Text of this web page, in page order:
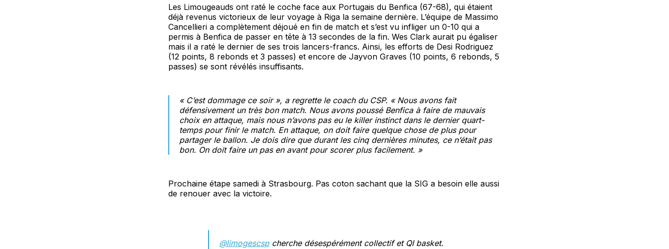
Les Limougeauds ont raté le coche face aux Portugais du Benfica (67-68), qui étaient
déjà revenus victorieux de leur voyage à Riga la semaine dernière. L’équipe de Massimo
Cancellieri a complètement déjoué en fin de match et s’est vu infliger un 0-10 qui a
permis à Benfica de passer en tête à 13 secondes de la fin. Wes Clark aurait pu égaliser
mais il a raté le dernier de ses trois lancers-francs. Ainsi, les efforts de Desi Rodriguez
(12 points, 8 rebonds et 3 passes) et encore de Jayvon Graves (10 points, 6 rebonds, 5
passes) se sont révélés insuffisants.
« C’est dommage ce soir », a regrette le coach du CSP. « Nous avons fait
défensivement un très bon match. Nous avons poussé Benfica à faire de mauvais
choix en attaque, mais nous n’avons pas eu le killer instinct dans le dernier quart-
temps pour finir le match. En attaque, on doit faire quelque chose de plus pour
partager le ballon. Je dois dire que durant les cinq dernières minutes, ce n’était pas
bon. On doit faire un pas en avant pour scorer plus facilement. »
Prochaine étape samedi à Strasbourg. Pas coton sachant que la SIG a besoin elle aussi
de renouer avec la victoire.
@limogescspcherche désespérément collectif et QI basket.